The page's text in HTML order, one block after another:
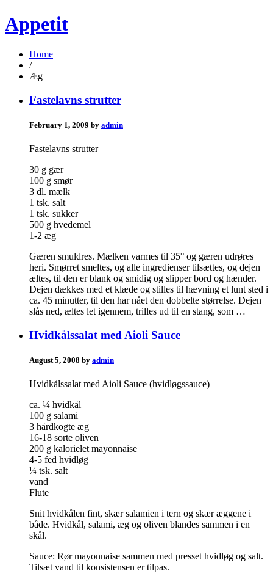
Appetit
Home
/
Æg
Fastelavns strutter
February 1, 2009 by admin
Fastelavns strutter
30 g gær
100 g smør
3 dl. mælk
1 tsk. salt
1 tsk. sukker
500 g hvedemel
1-2 æg
Gæren smuldres. Mælken varmes til 35° og gæren udrøres
heri. Smørret smeltes, og alle ingredienser tilsættes, og dejen
æltes, til den er blank og smidig og slipper bord og hænder.
Dejen dækkes med et klæde og stilles til hævning et lunt sted i
ca. 45 minutter, til den har nået den dobbelte størrelse. Dejen
slås ned, æltes let igennem, trilles ud til en stang, som …
Hvidkålssalat med Aioli Sauce
August 5, 2008 by admin
Hvidkålssalat med Aioli Sauce (hvidløgssauce)
ca. ¼ hvidkål
100 g salami
3 hårdkogte æg
16-18 sorte oliven
200 g kalorielet mayonnaise
4-5 fed hvidløg
¼ tsk. salt
vand
Flute
Snit hvidkålen fint, skær salamien i tern og skær æggene i
både. Hvidkål, salami, æg og oliven blandes sammen i en
skål.
Sauce: Rør mayonnaise sammen med presset hvidløg og salt.
Tilsæt vand til konsistensen er tilpas.